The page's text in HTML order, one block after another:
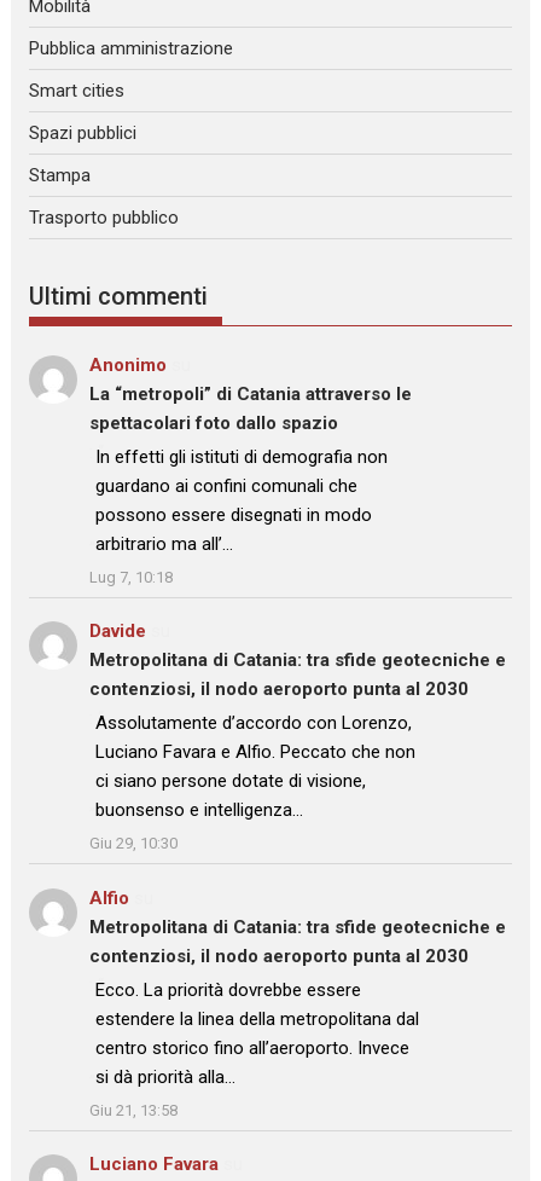
Mobilità
Pubblica amministrazione
Smart cities
Spazi pubblici
Stampa
Trasporto pubblico
Ultimi commenti
Anonimo
La “metropoli” di Catania attraverso le
spettacolari foto dallo spazio
: “
In effetti gli istituti di demografia non
guardano ai confini comunali che
possono essere disegnati in modo
arbitrario ma all’…
”
Lug 7, 10:18
Davide
Metropolitana di Catania: tra sfide geotecniche e
contenziosi, il nodo aeroporto punta al 2030
: “
Assolutamente d’accordo con Lorenzo,
Luciano Favara e Alfio. Peccato che non
ci siano persone dotate di visione,
buonsenso e intelligenza…
”
Giu 29, 10:30
Alfio
Metropolitana di Catania: tra sfide geotecniche e
contenziosi, il nodo aeroporto punta al 2030
: “
Ecco. La priorità dovrebbe essere
estendere la linea della metropolitana dal
centro storico fino all’aeroporto. Invece
si dà priorità alla…
”
Giu 21, 13:58
Luciano Favara